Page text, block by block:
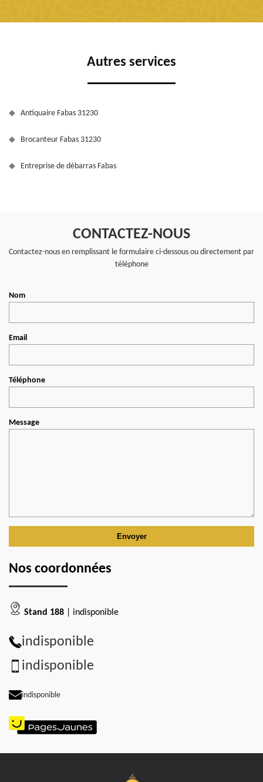
Autres services
Antiquaire Fabas 31230
Brocanteur Fabas 31230
Entreprise de débarras Fabas
CONTACTEZ-NOUS
Contactez-nous en remplissant le formulaire ci-dessous ou directement par
téléphone
Nom
Email
Téléphone
Message
Nos coordonnées
Stand 188 | indisponible
indisponible
indisponible
indisponible